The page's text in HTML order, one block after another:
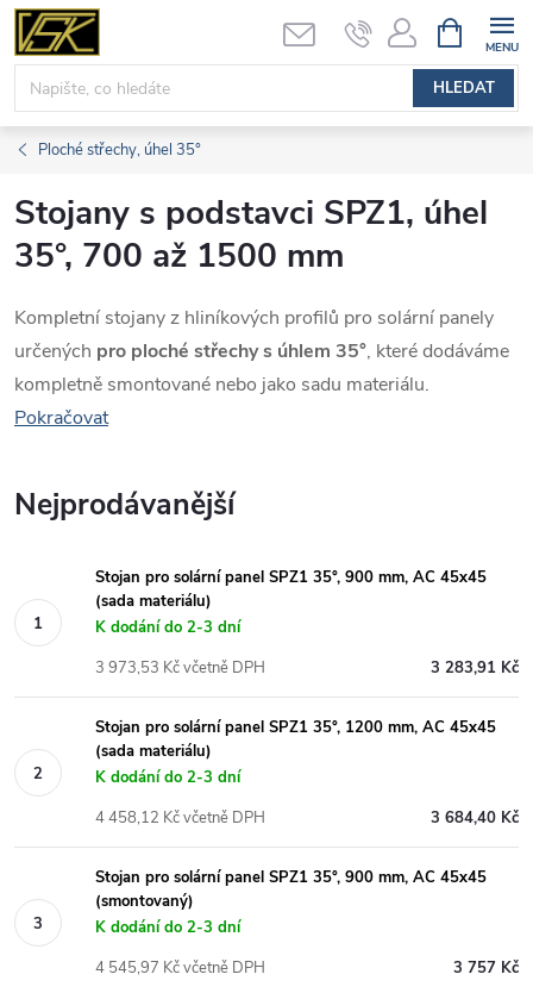
Přejít
obsah
HLEDAT
NÁKUPNÍ
KOŠÍK
Ploché střechy, úhel 35°
Stojany s podstavci SPZ1, úhel
35°, 700 až 1500 mm
Kompletní stojany z hliníkových profilů pro solární panely
určených pro ploché střechy s úhlem 35°, které dodáváme
kompletně smontované nebo jako sadu materiálu.
Pokračovat
Nejprodávanější
Stojan pro solární panel SPZ1 35°, 900 mm, AC 45x45
(sada materiálu)
K dodání do 2-3 dní
3 283,91 Kč
3 973,53 Kč včetně DPH
Stojan pro solární panel SPZ1 35°, 1200 mm, AC 45x45
(sada materiálu)
K dodání do 2-3 dní
3 684,40 Kč
4 458,12 Kč včetně DPH
Stojan pro solární panel SPZ1 35°, 900 mm, AC 45x45
(smontovaný)
K dodání do 2-3 dní
3 757 Kč
4 545,97 Kč včetně DPH